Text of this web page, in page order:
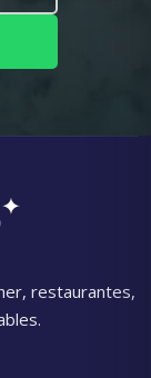
restaurantes,